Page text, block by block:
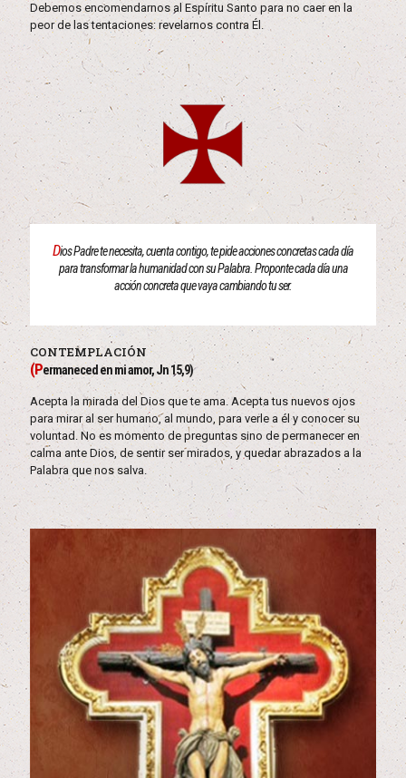
Debemos encomendarnos al Espíritu Santo para no caer en la
peor de las tentaciones: revelarnos contra Él.
Dios Padre te necesita, cuenta contigo, te pide acciones concretas cada día
para transformar la humanidad con su Palabra. Proponte cada día una
acción concreta que vaya cambiando tu ser.
CONTEMPLACIÓN
(Permaneced en mi amor, Jn 15,9)
Acepta la mirada del Dios que te ama. Acepta tus nuevos ojos
para mirar al ser humano, al mundo, para verle a él y conocer su
voluntad. No es momento de preguntas sino de permanecer en
calma ante Dios, de sentir ser mirados, y quedar abrazados a la
Palabra que nos salva.